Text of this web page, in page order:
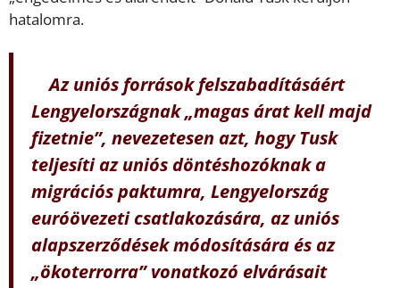
hatalomra.
Az uniós források felszabadításáért
Lengyelországnak „magas árat kell majd
fizetnie”, nevezetesen azt, hogy Tusk
teljesíti az uniós döntéshozóknak a
migrációs paktumra, Lengyelország
euróövezeti csatlakozására, az uniós
alapszerződések módosítására és az
„ökoterrorra” vonatkozó elvárásait